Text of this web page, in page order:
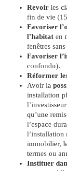
Revoir les
fin de vie
Favoriser
l’habitat en
fenêtres
Favoriser
confondu).
Réformer
Avoir la
installation
qu’une
l’espace
l’installation
immobilier,
termes ou
Instituer